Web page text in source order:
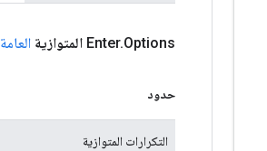
Enter.Options المتوازية العامة
حدود
التكرارات المتوازية